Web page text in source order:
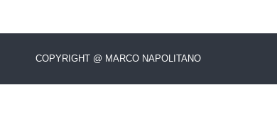
COPYRIGHT @ MARCO NAPOLITANO